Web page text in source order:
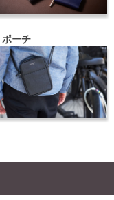
ーチ